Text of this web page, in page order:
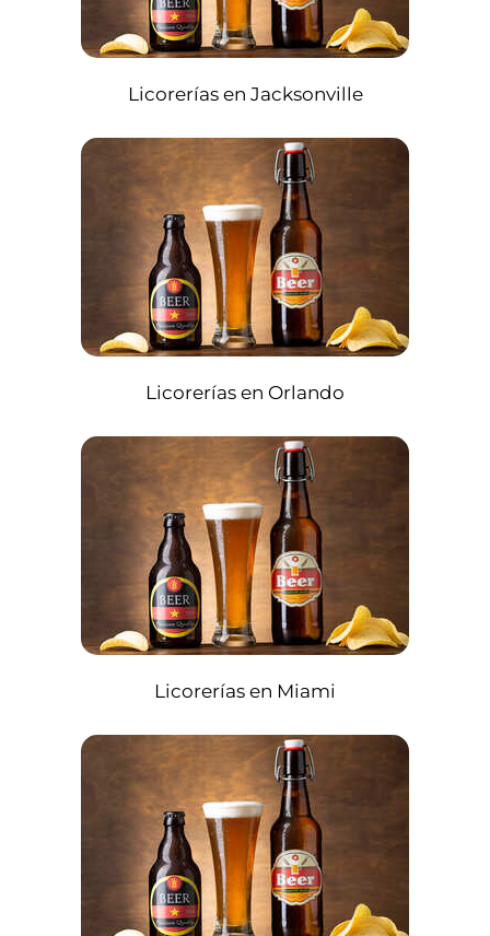
Licorerías en Jacksonville
Licorerías en Orlando
Licorerías en Miami